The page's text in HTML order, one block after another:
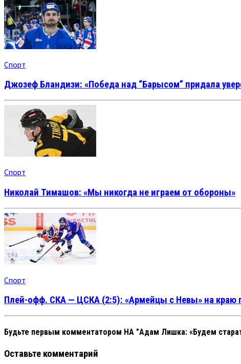
Спорт
Джозеф Бландизи: «Победа над “Барысом” придала
Спорт
Николай Тимашов: «Мы никогда не играем от обороны»
Спорт
Плей-офф. СКА — ЦСКА (2:5): «Армейцы с Невы» на краю
Будьте первым комментатором НА "Адам Лишка: «Будем
Оставьте комментарий